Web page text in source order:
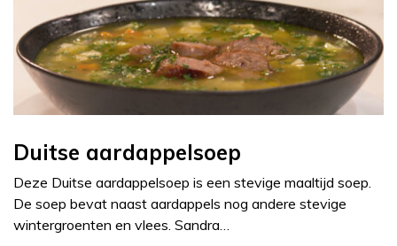
Duitse aardappelsoep
Deze Duitse aardappelsoep is een stevige maaltijd soep.
De soep bevat naast aardappels nog andere stevige
wintergroenten en vlees. Sandra…